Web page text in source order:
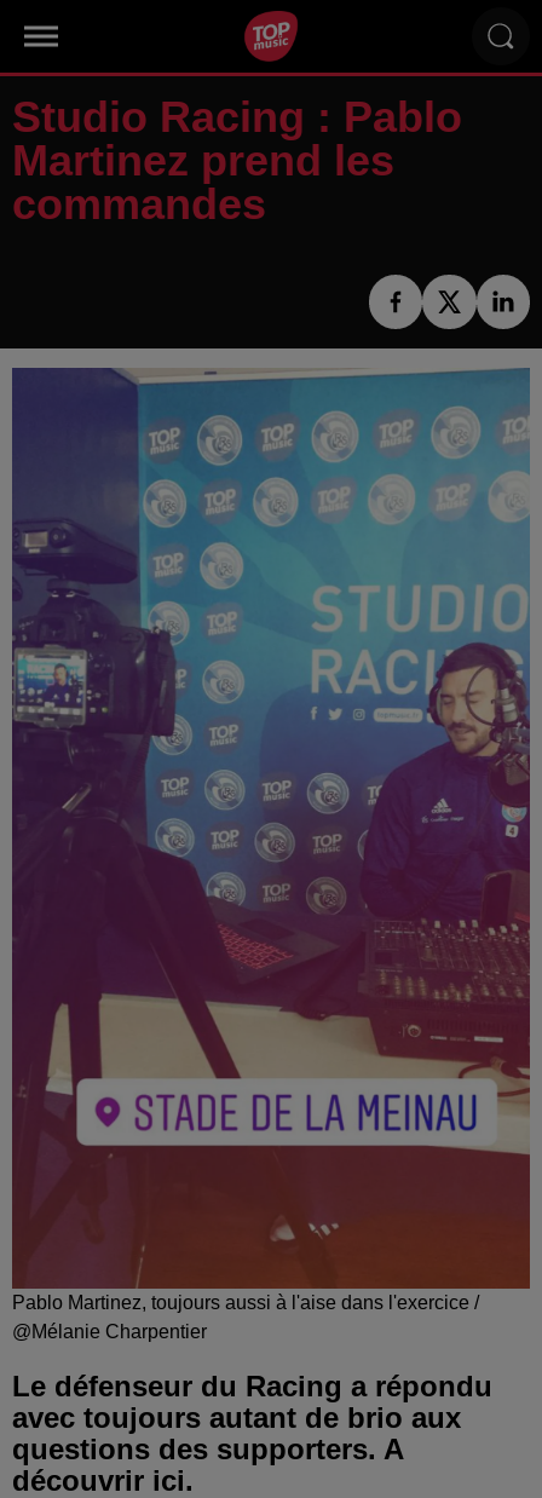
Studio Racing : Pablo
Martinez prend les
commandes
Pablo Martinez, toujours aussi à l'aise dans l'exercice /
@Mélanie Charpentier
Le défenseur du Racing a répondu
avec toujours autant de brio aux
questions des supporters. A
découvrir ici.